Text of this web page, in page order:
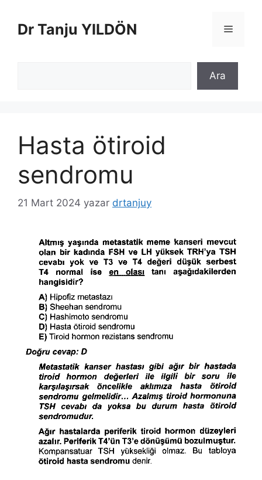
Dr Tanju YILDÖN Menü
Ara
Hasta ötiroid
sendromu
21 Mart 2024 yazar drtanjuy